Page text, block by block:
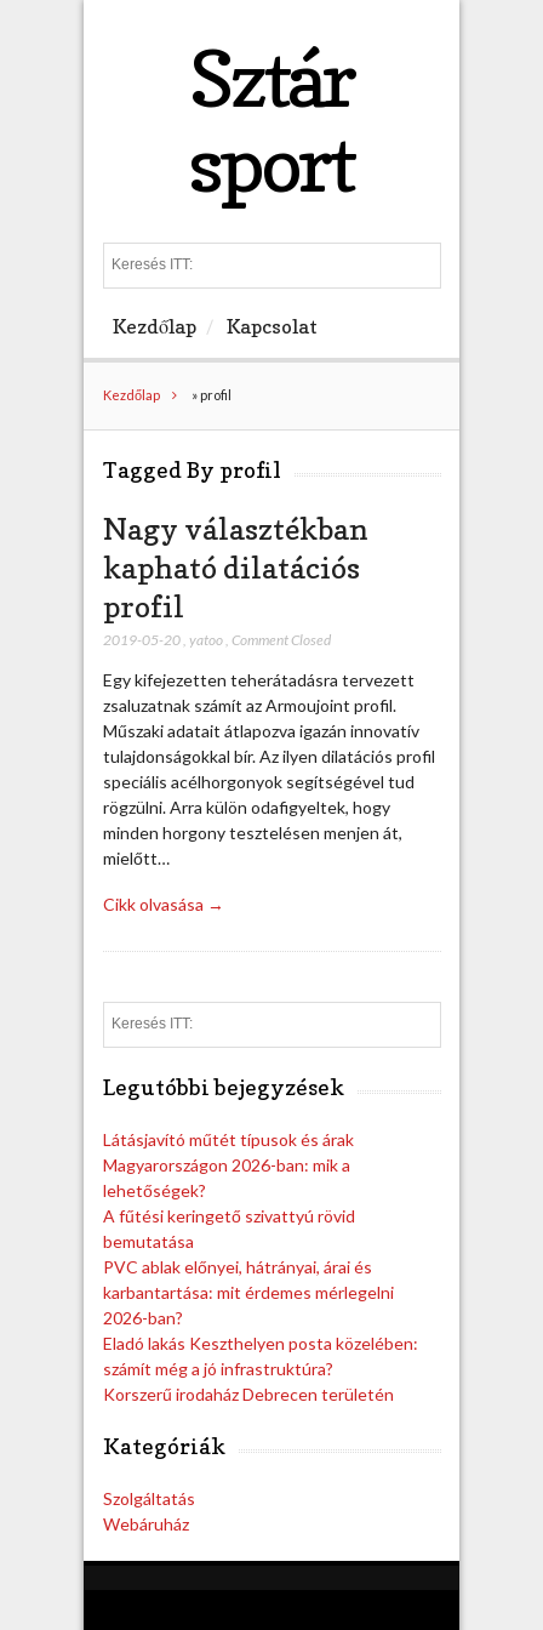
Sztár
sport
e
h
Kezdőlap Kapcsolat
Kezdőlap » profil
Tagged By profil
Nagy választékban
kapható dilatációs
profil
2019-05-20, yatoo, Comment Closed
Egy kifejezetten teherátadásra tervezett
zsaluzatnak számít az Armoujoint profil.
Műszaki adatait átlapozva igazán innovatív
tulajdonságokkal bír. Az ilyen dilatációs profil
speciális acélhorgonyok segítségével tud
rögzülni. Arra külön odafigyeltek, hogy
minden horgony tesztelésen menjen át,
mielőtt…
Cikk olvasása →
e
Legutóbbi bejegyzések
Látásjavító műtét típusok és árak
Magyarországon 2026-ban: mik a
lehetőségek?
A fűtési keringető szivattyú rövid
bemutatása
PVC ablak előnyei, hátrányai, árai és
karbantartása: mit érdemes mérlegelni
2026-ban?
Eladó lakás Keszthelyen posta közelében:
számít még a jó infrastruktúra?
Korszerű irodaház Debrecen területén
Kategóriák
Szolgáltatás
Webáruház